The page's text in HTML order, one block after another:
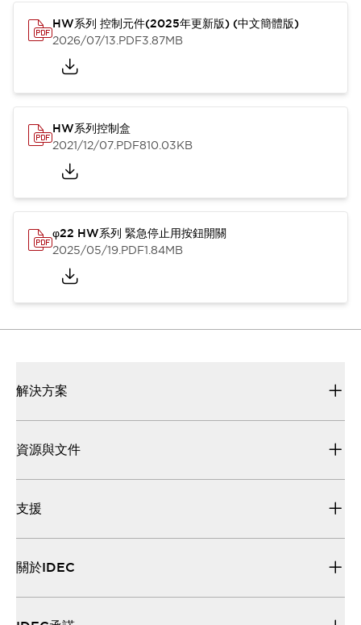
HW系列 控制元件(2025年更新版) (中文簡體版)
2026/07/13.PDF3.87MB
HW系列控制盒
2021/12/07.PDF810.03KB
φ22 HW系列 緊急停止用按鈕開關
2025/05/19.PDF1.84MB
解決方案
資源與文件
支援
關於IDEC